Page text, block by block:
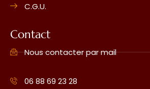
C.G.U.
Contact
Nous contacter par mail
06 88 69 23 28